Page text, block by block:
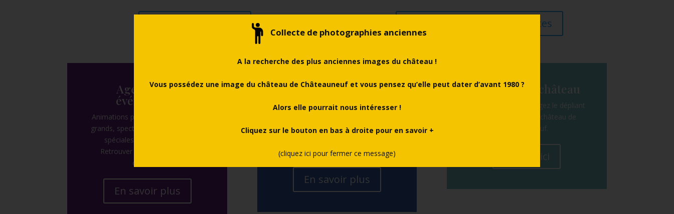
Collecte de photographies anciennes
A la recherche des plus anciennes images du château !
Vous possédez une image du château de Châteauneuf et vous pensez qu’elle peut dater d’avant 1980 ?
Alors elle pourrait nous intéresser !
Cliquez sur le bouton en bas à droite pour en savoir +
(cliquez ici pour fermer ce message)
Retour à l'ensemble des visites
Agenda des
événements
Animations pour les enfants et les
grands, spectacles estivaux, visites
spéciales, expositions, etc.
Retrouver toute l’actualité du
château !
En savoir plus
Informations
pratiques
d’ouvertures, moyens de paiement,
stationnement, contacts, etc.
En savoir plus
Dépliant du château
Consultez ou téléchargez le dépliant
de présentation du château de
Châteauneuf.
Cliquez ici